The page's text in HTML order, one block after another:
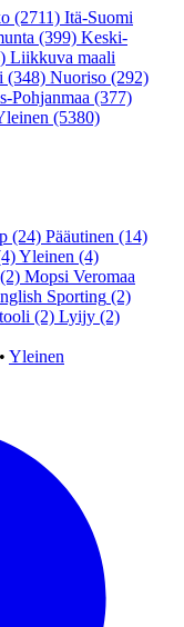
(2711) Itä-Suomi
(399) Keski-
Liikkuva maali
(348) Nuoriso (292)
Pohjanmaa (377)
(5380)
(24) Pääutinen (14)
Yleinen (4)
(2) Mopsi Veromaa
Sporting (2)
(2) Lyijy (2)
• Yleinen